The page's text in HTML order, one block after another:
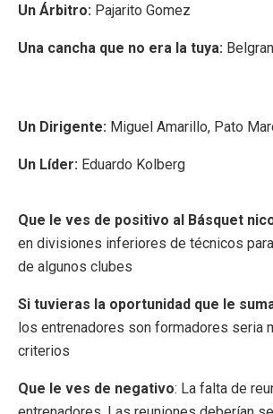
Un Árbitro: Pajarito Gomez
Una cancha que no era la tuya:
Un Dirigente: Miguel Amarillo, Pato
Un Líder: Eduardo Kolberg
Que le ves de positivo al Básquet
en divisiones inferiores de técnicos
de algunos clubes
Si tuvieras la oportunidad que le
los entrenadores son formadores seria
criterios
Que le ves de negativo: La falta de